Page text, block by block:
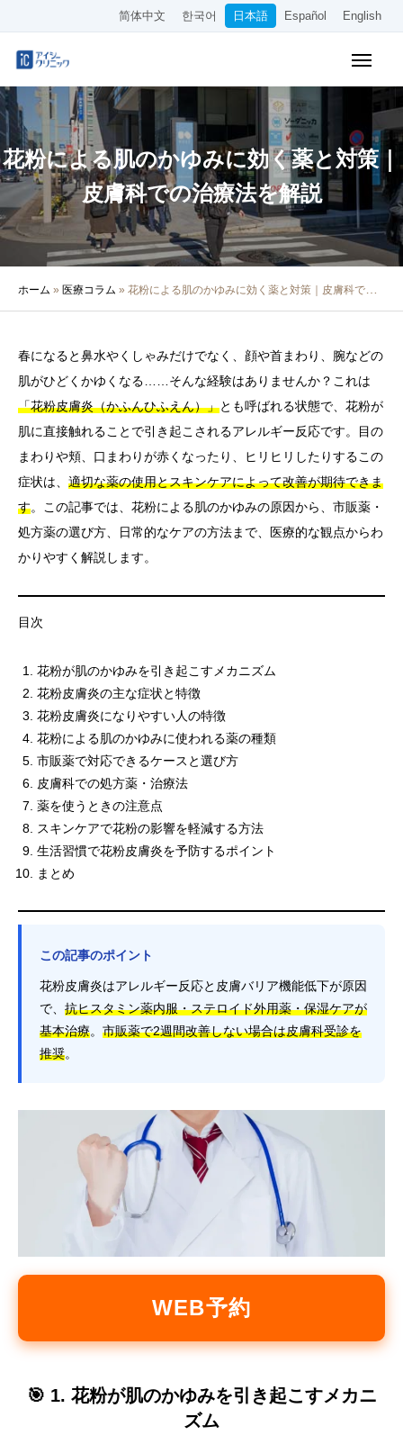
简体中文 한국어 日本語 Español English
花粉による肌のかゆみに効く薬と対策｜
皮膚科での治療法を解説
ホーム » 医療コラム » 花粉による肌のかゆみに効く薬と対策｜皮膚科での治療法を解説
春になると鼻水やくしゃみだけでなく、顔や首まわり、腕などの
肌がひどくかゆくなる……そんな経験はありませんか？これは
「花粉皮膚炎（かふんひふえん）」とも呼ばれる状態で、花粉が
肌に直接触れることで引き起こされるアレルギー反応です。目の
まわりや頬、口まわりが赤くなったり、ヒリヒリしたりするこの
症状は、 適切な薬の使用とスキンケアによって改善が期待できま
す。この記事では、花粉による肌のかゆみの原因から、市販薬・
処方薬の選び方、日常的なケアの方法まで、医療的な観点からわ
かりやすく解説します。
目次
花粉が肌のかゆみを引き起こすメカニズム
花粉皮膚炎の主な症状と特徴
花粉皮膚炎になりやすい人の特徴
花粉による肌のかゆみに使われる薬の種類
市販薬で対応できるケースと選び方
皮膚科での処方薬・治療法
薬を使うときの注意点
スキンケアで花粉の影響を軽減する方法
生活習慣で花粉皮膚炎を予防するポイント
まとめ
この記事のポイント
花粉皮膚炎はアレルギー反応と皮膚バリア機能低下が原因
で、 抗ヒスタミン薬内服・ステロイド外用薬・保湿ケアが
基本治療。 市販薬で2週間改善しない場合は皮膚科受診を
推奨。
WEB予約
🎯 1. 花粉が肌のかゆみを引き起こすメカニ
ズム
アクセス
クリニック紹介
診療内容
院長・医師の紹介
その他
简体中文 한국어 日本語 Español English